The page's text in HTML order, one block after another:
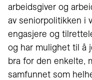
arbeidsgiver og
av seniorpolitikken i
engasjere og
og har mulighet til å
bra for den enkelte,
samfunnet som